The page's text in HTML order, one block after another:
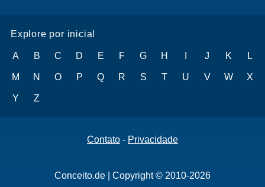
Explore por inicial
A B C D E F G H J K L
M N O P Q R S T U V W X
Y Z
Contato - Privacidade
Conceito.de | Copyright © 2010-2026